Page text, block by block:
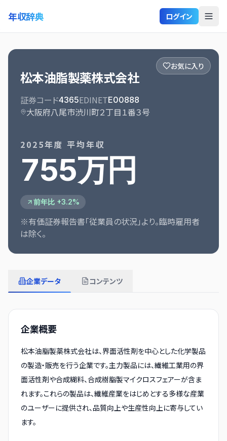
年収辞典 ログイン
お気に入り
松本油脂製薬株式会社
証券コード4365EDINETE00888
大阪府八尾市渋川町２丁目１番３号
2025年度 平均年収
755万円
前年比 +3.2%
※有価証券報告書「従業員の状況」より。臨時雇用者
は除く。
企業データ コンテンツ
企業概要
松本油脂製薬株式会社は、界面活性剤を中心とした化学製品
の製造・販売を行う企業です。主力製品には、繊維工業用の界
面活性剤や合成糊料、合成樹脂製マイクロスフェアーが含ま
れます。これらの製品は、繊維産業をはじめとする多様な産業
のユーザーに提供され、品質向上や生産性向上に寄与してい
ます。